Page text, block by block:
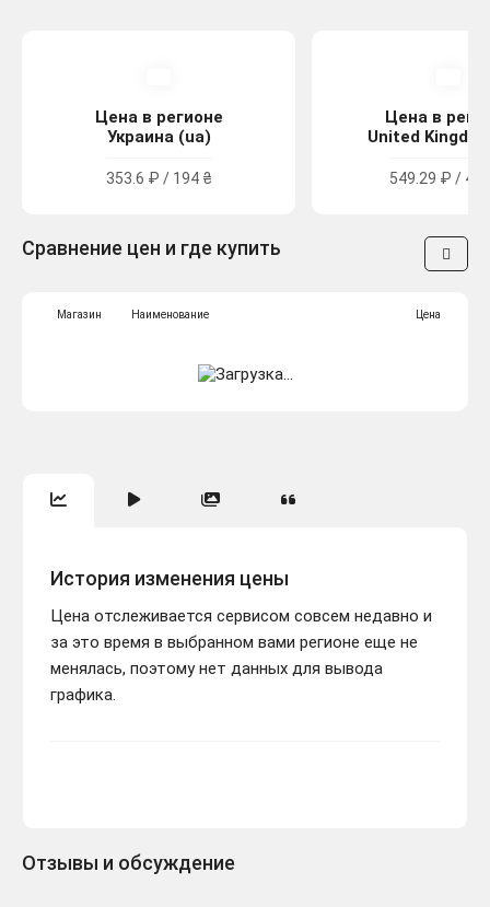
Цена в регионе
Украина (ua)
353.6 ₽ / 194 ₴
Цена в
United
549.29 ₽ /
Сравнение цен и где купить
Магазин Наименование Цена
История изменения цены
Цена отслеживается сервисом совсем недавно и
за это время в выбранном вами регионе еще не
менялась, поэтому нет данных для вывода
графика.
Отзывы и обсуждение